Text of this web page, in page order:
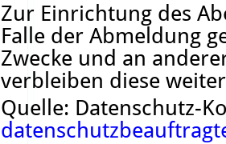
Zur Einrichtung des
Falle der Abmeldung
Zwecke und an
verbleiben diese
Quelle: Datenschutz-